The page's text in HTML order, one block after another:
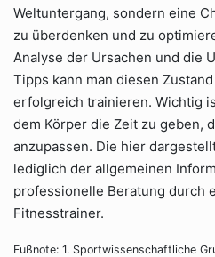
Weltuntergang, sondern eine
zu überdenken und zu
Analyse der Ursachen und die
Tipps kann man diesen
erfolgreich trainieren. Wichtig
dem Körper die Zeit zu geben,
anzupassen. Die hier
lediglich der allgemeinen
professionelle Beratung durch
Fitnesstrainer.
Fußnote: 1. Sportwissenschaftliche